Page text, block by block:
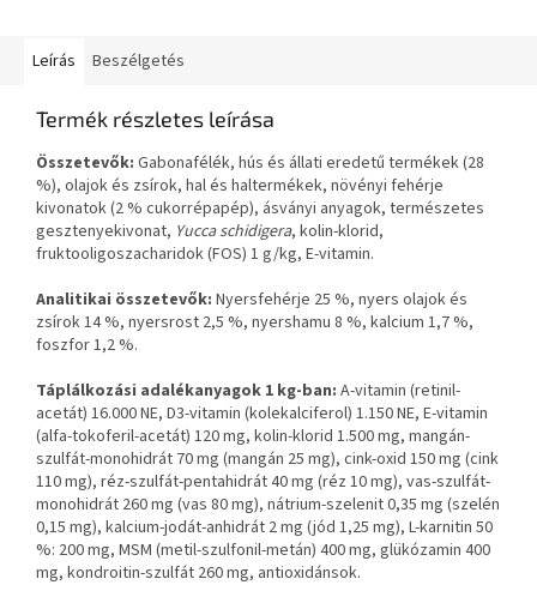
Leírás Beszélgetés
Termék részletes leírása
Összetevők: Gabonafélék, hús és állati eredetű termékek (28
%), olajok és zsírok, hal és haltermékek, növényi fehérje
kivonatok (2 % cukorrépapép), ásványi anyagok, természetes
gesztenyekivonat, Yucca schidigera, kolin-klorid,
fruktooligoszacharidok (FOS) 1 g/kg, E-vitamin.
Analitikai összetevők: Nyersfehérje 25 %, nyers olajok és
zsírok 14 %, nyersrost 2,5 %, nyershamu 8 %, kalcium 1,7 %,
foszfor 1,2 %.
Táplálkozási adalékanyagok 1 kg-ban: A-vitamin (retinil-
acetát) 16.000 NE, D3-vitamin (kolekalciferol) 1.150 NE, E-vitamin
(alfa-tokoferil-acetát) 120 mg, kolin-klorid 1.500 mg, mangán-
szulfát-monohidrát 70 mg (mangán 25 mg), cink-oxid 150 mg (cink
110 mg), réz-szulfát-pentahidrát 40 mg (réz 10 mg), vas-szulfát-
monohidrát 260 mg (vas 80 mg), nátrium-szelenit 0,35 mg (szelén
0,15 mg), kalcium-jodát-anhidrát 2 mg (jód 1,25 mg), L-karnitin 50
%: 200 mg, MSM (metil-szulfonil-metán) 400 mg, glükózamin 400
mg, kondroitin-szulfát 260 mg, antioxidánsok.